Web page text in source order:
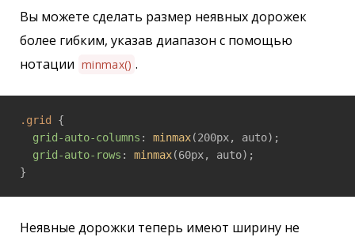
Вы можете сделать размер неявных дорожек
более гибким, указав диапазон с помощью
нотации minmax() .
.grid
{
grid-auto-columns : minmax(200px, auto);
grid-auto-rows : minmax(60px, auto);
Неявные дорожки теперь имеют ширину не